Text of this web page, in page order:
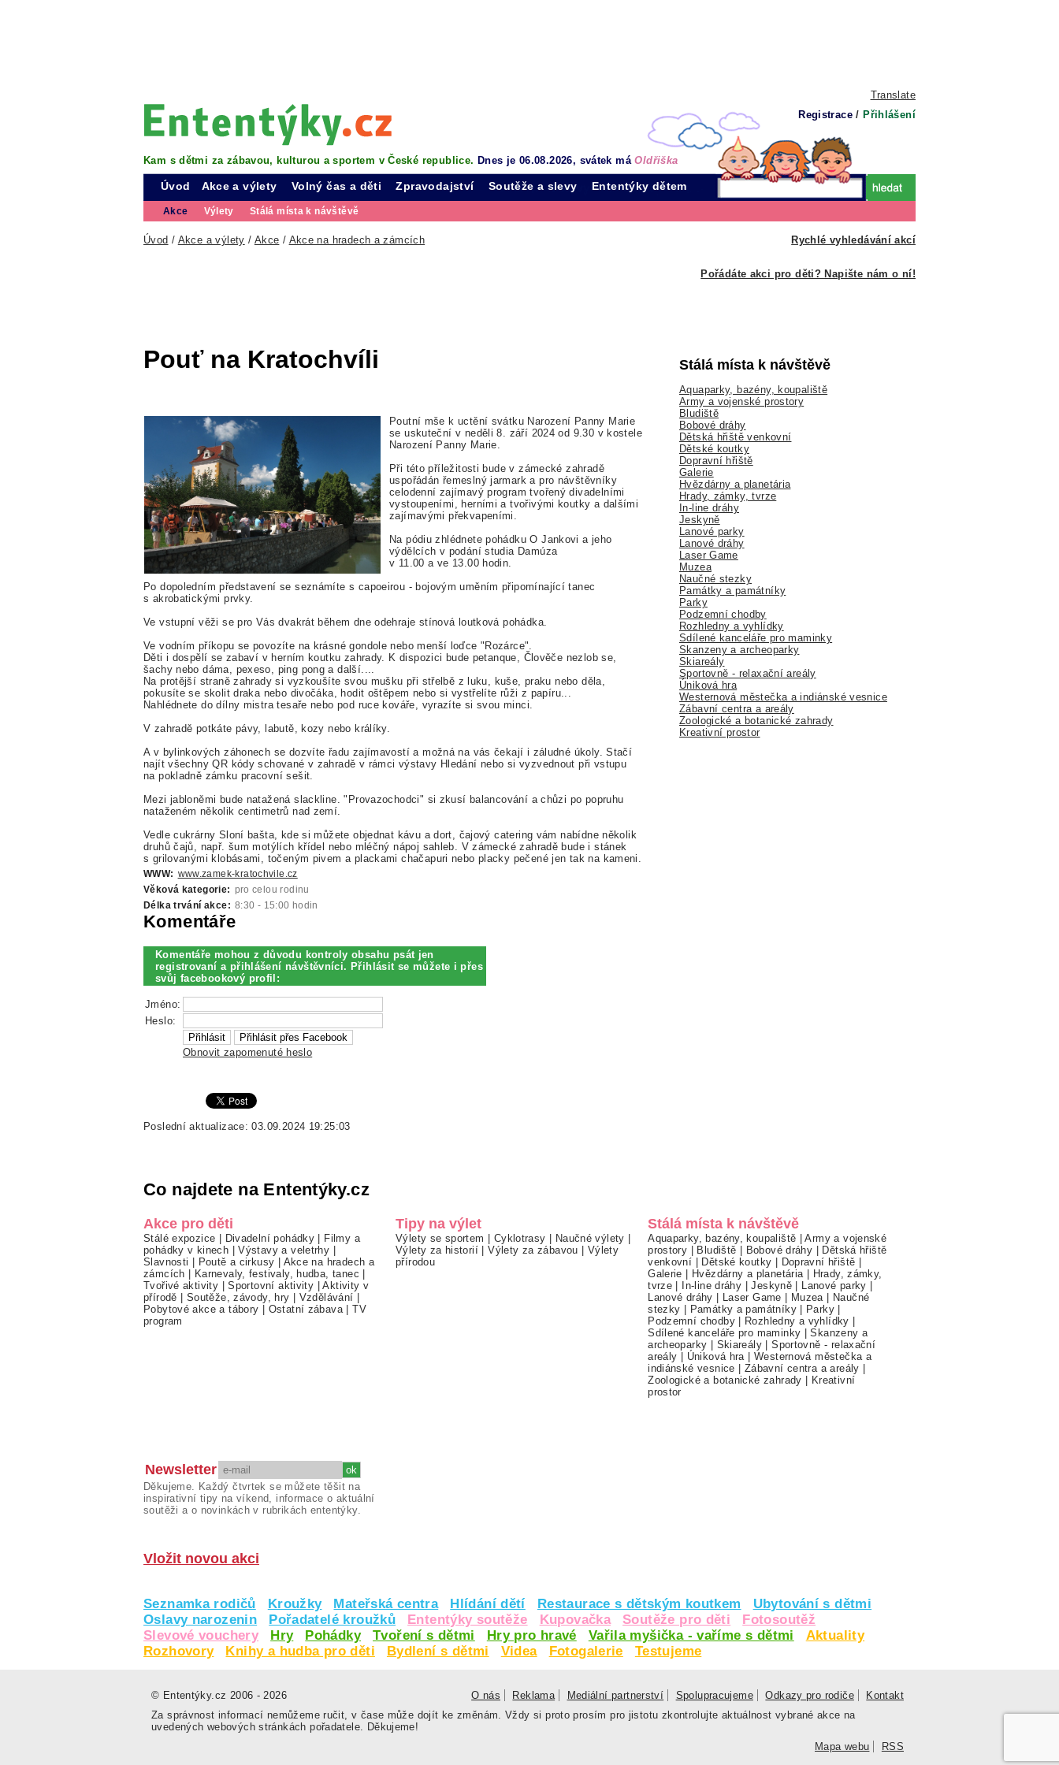
Translate
Registrace / Přihlášení
Kam s dětmi za zábavou, kulturou a sportem v České republice. Dnes je 06.08.2026, svátek máOldřiška
Úvod Akce a výlety
Akce Výlety Stálá místa k návštěvě
Volný čas a děti Zpravodajství Soutěže a slevy Ententýky dětem
Rychlé vyhledávání akcí
Úvod / Akce a výlety / Akce / Akce na hradech a zámcích
Pořádáte akci pro děti? Napište nám o ní!
Pouť na Kratochvíli
Poutní mše k uctění svátku Narození Panny Marie
se uskuteční v neděli 8. září 2024 od 9.30 v kostele
Narození Panny Marie.
Při této příležitosti bude v zámecké zahradě
uspořádán řemeslný jarmark a pro návštěvníky
celodenní zajímavý program tvořený divadelními
vystoupeními, herními a tvořivými koutky a dalšími
zajímavými překvapeními.
Na pódiu zhlédnete pohádku O Jankovi a jeho
výdělcích v podání studia Damúza
v 11.00 a ve 13.00 hodin.
Po dopoledním představení se seznámíte s capoeirou - bojovým uměním připomínající tanec
s akrobatickými prvky.
Ve vstupní věži se pro Vás dvakrát během dne odehraje stínová loutková pohádka.
Ve vodním příkopu se povozíte na krásné gondole nebo menší loďce "Rozárce".
Děti i dospělí se zabaví v herním koutku zahrady. K dispozici bude petanque, Člověče nezlob se,
šachy nebo dáma, pexeso, ping pong a další....
Na protější straně zahrady si vyzkoušíte svou mušku při střelbě z luku, kuše, praku nebo děla,
pokusíte se skolit draka nebo divočáka, hodit oštěpem nebo si vystřelíte růži z papíru...
Nahlédnete do dílny mistra tesaře nebo pod ruce kováře, vyrazíte si svou minci.
V zahradě potkáte pávy, labutě, kozy nebo králíky.
A v bylinkových záhonech se dozvíte řadu zajímavostí a možná na vás čekají i záludné úkoly. Stačí
najít všechny QR kódy schované v zahradě v rámci výstavy Hledání nebo si vyzvednout při vstupu
na pokladně zámku pracovní sešit.
Mezi jabloněmi bude natažená slackline. "Provazochodci" si zkusí balancování a chůzi po popruhu
nataženém několik centimetrů nad zemí.
Vedle cukrárny Sloní bašta, kde si můžete objednat kávu a dort, čajový catering vám nabídne několik
druhů čajů, např. šum motýlích křídel nebo mléčný nápoj sahleb. V zámecké zahradě bude i stánek
s grilovanými klobásami, točeným pivem a plackami chačapuri nebo placky pečené jen tak na kameni.
WWW: www.zamek-kratochvile.cz
Věková kategorie: pro celou rodinu
Délka trvání akce: 8:30 - 15:00 hodin
Komentáře
Komentáře mohou z důvodu kontroly obsahu psát jen
registrovaní a přihlášení návštěvníci. Přihlásit se můžete i přes
svůj facebookový profil:
Jméno:
Heslo:
Obnovit zapomenuté heslo
Poslední aktualizace: 03.09.2024 19:25:03
Stálá místa k návštěvě
Aquaparky, bazény, koupaliště
Army a vojenské prostory
Bludiště
Bobové dráhy
Dětská hřiště venkovní
Dětské koutky
Dopravní hřiště
Galerie
Hvězdárny a planetária
Hrady, zámky, tvrze
In-line dráhy
Jeskyně
Lanové parky
Lanové dráhy
Laser Game
Muzea
Naučné stezky
Památky a památníky
Parky
Podzemní chodby
Rozhledny a vyhlídky
Sdílené kanceláře pro maminky
Skanzeny a archeoparky
Skiareály
Sportovně - relaxační areály
Úniková hra
Westernová městečka a indiánské vesnice
Zábavní centra a areály
Zoologické a botanické zahrady
Kreativní prostor
Co najdete na Ententýky.cz
Akce pro děti
Stálé expozice Divadelní pohádky
Filmy a
pohádky v kinech |Výstavy a veletrhy
Slavnosti
Poutě a cirkusy
Akce na hradech a
zámcích
Karnevaly, festivaly, hudba, tanec
Tvořivé aktivity |Sportovní aktivity |Aktivity v
přírodě
Soutěže, závody, hry Vzdělávání
Pobytové akce a tábory
Ostatní zábava|TV
program
Tipy na výlet
Výlety se sportem Cyklotrasy Naučné výlety
Výlety za historií |Výlety za zábavou
Výlety
přírodou
Stálá místa k návštěvě
Aquaparky, bazény, koupaliště |Army a vojenské
prostory
Bludiště Bobové dráhy
Dětská hřiště
venkovní
Dětské koutky Dopravní hřiště
Galerie
Hvězdárny a planetária|
Hrady, zámky,
tvrze
In-line dráhy |Jeskyně Lanové parky
Lanové dráhy
Laser Game Muzea|
Naučné
stezky
Památky a památníky| Parky
Podzemní chodby| Rozhledny a vyhlídky
Sdílené kanceláře pro maminky |Skanzeny a
archeoparky
Skiareály |Sportovně - relaxační
areály
Úniková hra|Westernová městečka a
indiánské vesnice
Zábavní centra a areály
Zoologické a botanické zahrady
Kreativní
prostor
Newsletter
Děkujeme. Každý čtvrtek se můžete těšit na
inspirativní tipy na víkend, informace o aktuální
soutěži a o novinkách v rubrikách ententýky.
Vložit novou akci
Seznamka rodičů Kroužky Mateřská centra Hlídání dětí Restaurace s dětským koutkem
Ubytování s dětmi
Oslavy narozenin
Pořadatelé kroužků Ententýky soutěže Kupovačka Soutěže pro děti
Fotosoutěž
Slevové vouchery
Hry Pohádky Tvoření s dětmi Hry pro hravé Vařila myšička - vaříme s dětmi
Aktuality
Rozhovory
Knihy a hudba pro děti Bydlení s dětmi Videa Fotogalerie Testujeme
O nás Reklama Mediální partnerství Spolupracujeme Odkazy pro rodiče Kontakt
© Ententýky.cz 2006 - 2026
Za správnost informací nemůžeme ručit, v čase může dojít ke změnám. Vždy si proto prosím pro jistotu zkontrolujte aktuálnost vybrané akce na
uvedených webových stránkách pořadatele. Děkujeme!
Mapa webu
RSS